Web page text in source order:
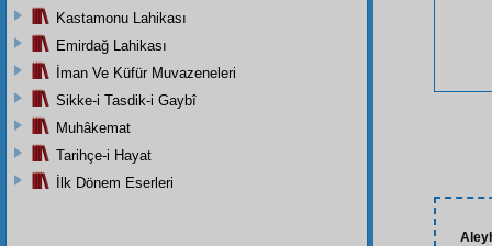
Kastamonu Lahikası
Emirdağ Lahikası
İman Ve Küfür Muvazeneleri
Sikke-i Tasdik-i Gaybî
Muhâkemat
Tarihçe-i Hayat
İlk Dönem Eserleri